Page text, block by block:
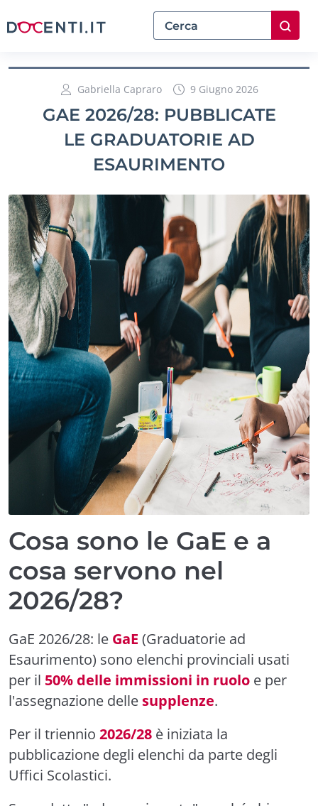
Gabriella Capraro 9 Giugno 2026
GAE 2026/28: PUBBLICATE
LE GRADUATORIE AD
ESAURIMENTO
Cosa sono le GaE e a
cosa servono nel
2026/28?
GaE 2026/28: le GaE (Graduatorie ad
Esaurimento) sono elenchi provinciali usati
per il 50% delle immissioni in ruolo e per
l'assegnazione delle supplenze.
Per il triennio 2026/28 è iniziata la
pubblicazione degli elenchi da parte degli
Uffici Scolastici.